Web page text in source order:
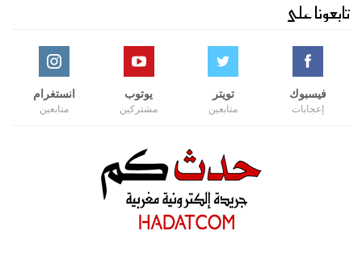
تابعونا على
فيسبوك
إعجابات
تويتر
متابعين
يوتوب
مشتركين
انستغرام
متابعين